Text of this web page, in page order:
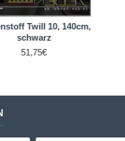
Twill 10, 140cm,
schwarz
51,75€